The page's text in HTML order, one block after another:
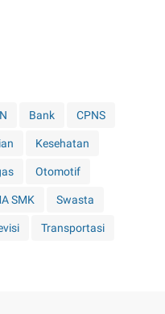
Bank CPNS
Kesehatan
Otomotif
SMK Swasta
Transportasi